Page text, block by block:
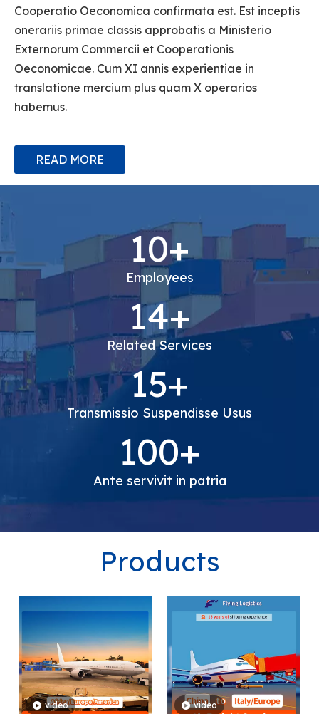
Cooperatio Oeconomica confirmata est. Est inceptis
onerariis primae classis approbatis a Ministerio
Externorum Commercii et Cooperationis
Oeconomicae. Cum XI annis experientiae in
translatione mercium plus quam X operarios
habemus.
READ MORE
10+
Employees
14+
Related Services
15+
Transmissio Suspendisse Usus
100+
Ante servivit in patria
Products
video video